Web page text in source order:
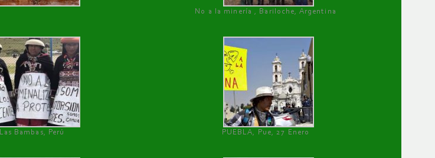
No a la minería , Bariloche, Argentina
Las Bambas, Perú PUEBLA, Pue, 27 Enero